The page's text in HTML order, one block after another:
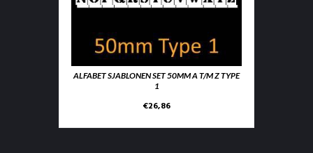
ALFABET SJABLONEN SET 50MM A T/M Z TYPE
1
€26,86